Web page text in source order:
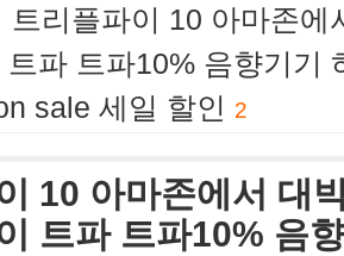
트리플파이 10 아마존
트파 트파10% 음향기기
sale 세일 할인 2
10 아마존에서 대
트파 트파10% 음